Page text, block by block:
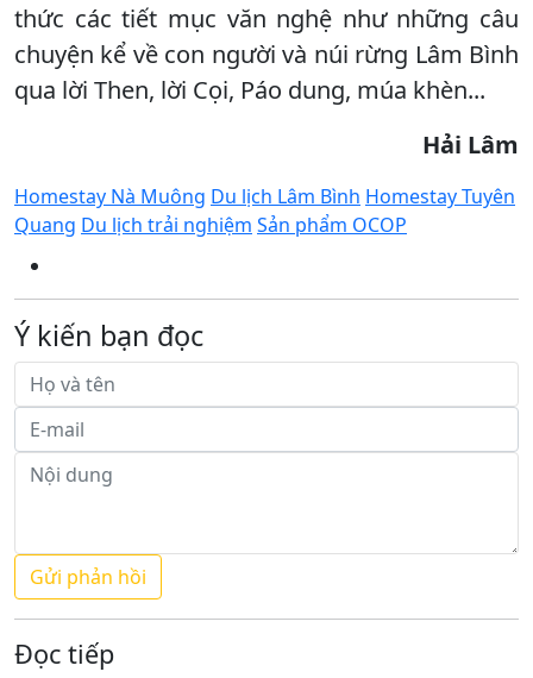
thức các tiết mục văn nghệ như những câu
chuyện kể về con người và núi rừng Lâm Bình
qua lời Then, lời Cọi, Páo dung, múa khèn...
Hải Lâm
Homestay Nà Muông Du lịch Lâm Bình Homestay Tuyên
Quang Du lịch trải nghiệm Sản phẩm OCOP
Ý kiến bạn đọc
Đọc tiếp